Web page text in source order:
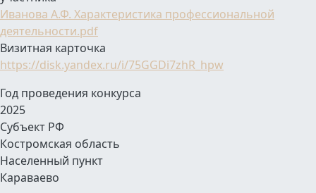
Иванова А.Ф. Характеристика профессиональной
деятельности.pdf
Визитная карточка
https://disk.yandex.ru/i/75GGDi7zhR_hpw
Год проведения конкурса
2025
Субъект РФ
Костромская область
Населенный пункт
Караваево